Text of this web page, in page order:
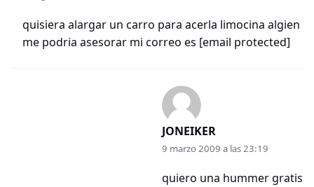
quisiera alargar un carro para acerla limocina algien
me podria asesorar mi correo es [email protected]
JONEIKER
9 marzo 2009 a las 23:19
quiero una hummer gratis